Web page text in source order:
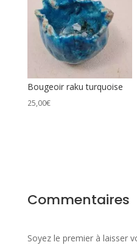
Bougeoir raku turquoise
25,00€
Commentaires
Soyez le premier à laisser